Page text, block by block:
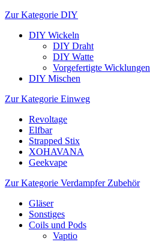
Zur Kategorie DIY
DIY Wickeln
DIY Draht
DIY Watte
Vorgefertigte Wicklungen
DIY Mischen
Zur Kategorie Einweg
Revoltage
Elfbar
Strapped Stix
XOHAVANA
Geekvape
Zur Kategorie Verdampfer Zubehör
Gläser
Sonstiges
Coils und Pods
Vaptio